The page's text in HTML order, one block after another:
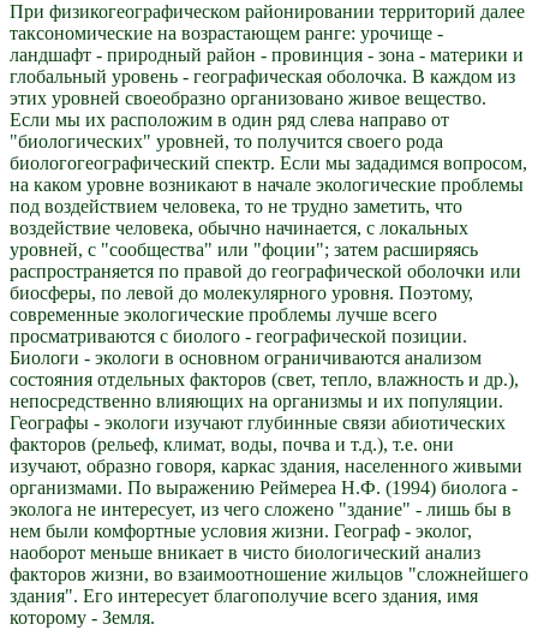
При физикогеографическом районировании территорий далее
таксономические на возрастающем ранге: урочище -
ландшафт - природный район - провинция - зона - материки и
глобальный уровень - географическая оболочка. В каждом из
этих уровней своеобразно организовано живое вещество.
Если мы их расположим в один ряд слева направо от
"биологических" уровней, то получится своего рода
биологогеографический спектр. Если мы зададимся вопросом,
на каком уровне возникают в начале экологические проблемы
под воздействием человека, то не трудно заметить, что
воздействие человека, обычно начинается, с локальных
уровней, с "сообщества" или "фоции"; затем расширяясь
распространяется по правой до географической оболочки или
биосферы, по левой до молекулярного уровня. Поэтому,
современные экологические проблемы лучше всего
просматриваются с биолого - географической позиции.
Биологи - экологи в основном ограничиваются анализом
состояния отдельных факторов (свет, тепло, влажность и др.),
непосредственно влияющих на организмы и их популяции.
Географы - экологи изучают глубинные связи абиотических
факторов (рельеф, климат, воды, почва и т.д.), т.е. они
изучают, образно говоря, каркас здания, населенного живыми
организмами. По выражению Реймереа Н.Ф. (1994) биолога -
эколога не интересует, из чего сложено "здание" - лишь бы в
нем были комфортные условия жизни. Географ - эколог,
наоборот меньше вникает в чисто биологический анализ
факторов жизни, во взаимоотношение жильцов "сложнейшего
здания". Его интересует благополучие всего здания, имя
которому - Земля.